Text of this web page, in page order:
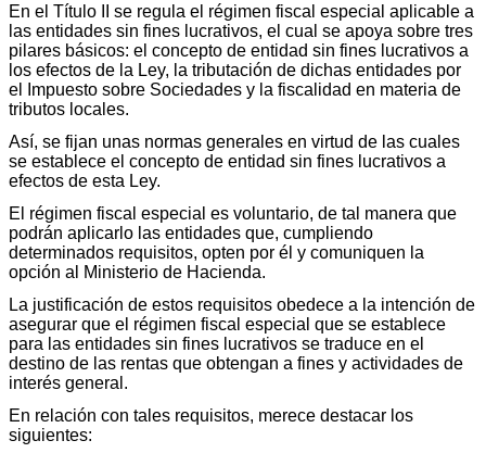
En el Título II se regula el régimen fiscal especial aplicable a
las entidades sin fines lucrativos, el cual se apoya sobre tres
pilares básicos: el concepto de entidad sin fines lucrativos a
los efectos de la Ley, la tributación de dichas entidades por
el Impuesto sobre Sociedades y la fiscalidad en materia de
tributos locales.
Así, se fijan unas normas generales en virtud de las cuales
se establece el concepto de entidad sin fines lucrativos a
efectos de esta Ley.
El régimen fiscal especial es voluntario, de tal manera que
podrán aplicarlo las entidades que, cumpliendo
determinados requisitos, opten por él y comuniquen la
opción al Ministerio de Hacienda.
La justificación de estos requisitos obedece a la intención de
asegurar que el régimen fiscal especial que se establece
para las entidades sin fines lucrativos se traduce en el
destino de las rentas que obtengan a fines y actividades de
interés general.
En relación con tales requisitos, merece destacar los
siguientes: